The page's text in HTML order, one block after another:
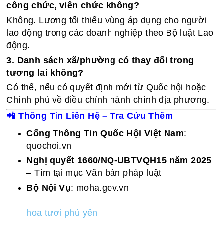
công chức, viên chức không?
Không. Lương tối thiểu vùng áp dụng cho người
lao động trong các doanh nghiệp theo Bộ luật Lao
động.
3. Danh sách xã/phường có thay đổi trong
tương lai không?
Có thể, nếu có quyết định mới từ Quốc hội hoặc
Chính phủ về điều chỉnh hành chính địa phương.
📲Thông Tin Liên Hệ – Tra Cứu Thêm
Cổng Thông Tin Quốc Hội Việt Nam:
quochoi.vn
Nghị quyết 1660/NQ-UBTVQH15 năm 2025
– Tìm tại mục Văn bản pháp luật
Bộ Nội Vụ: moha.gov.vn
hoa tươi phú yên